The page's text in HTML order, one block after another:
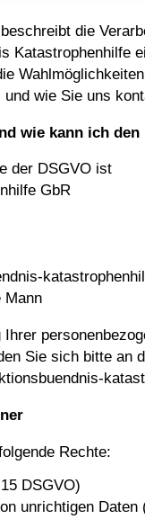
die
Katastrophenhilfe
und wie Sie uns
wie kann ich
der DSGVO ist
GbR
Mann
Ihrer
Sie sich bitte an
Rechte:
DSGVO)
unrichtigen Daten